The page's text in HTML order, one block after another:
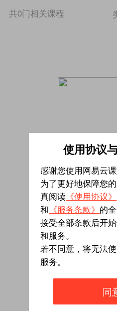
共0门相关课程
暂无相
使用协议
感谢您使用网易云课
为了更好地保障您
真阅读 《使用协议》
和 《服务条款》 的
接受全部条款后开
和服务。
若不同意，将无法
服务。
同